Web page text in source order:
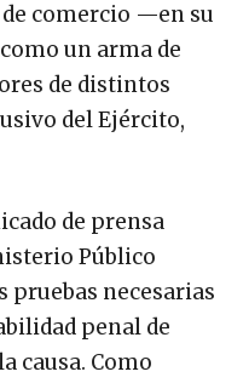
comercio —en su
un arma de
de distintos
del Ejército,
de prensa
Público
pruebas necesarias
penal de
causa. Como